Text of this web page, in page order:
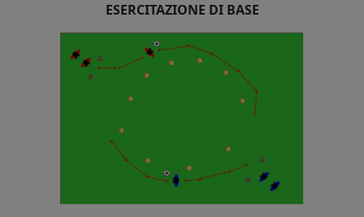
ESERCITAZIONE DI BASE